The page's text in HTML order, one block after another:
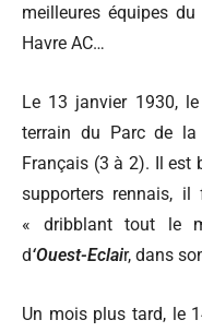
meilleures équipes
Havre AC…
Le 13 janvier 1930,
terrain du Parc de
Français (3 à 2). Il est
supporters rennais,
« dribblant tout le
d‘Ouest-Eclair, dans
Un mois plus tard, le